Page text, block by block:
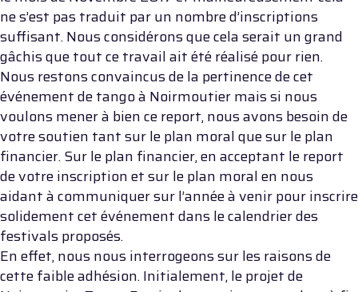
ne s’est pas traduit par un nombre d’inscriptions
suffisant. Nous considérons que cela serait un grand
gâchis que tout ce travail ait été réalisé pour rien.
Nous restons convaincus de la pertinence de cet
événement de tango à Noirmoutier mais si nous
voulons mener à bien ce report, nous avons besoin de
votre soutien tant sur le plan moral que sur le plan
financier. Sur le plan financier, en acceptant le report
de votre inscription et sur le plan moral en nous
aidant à communiquer sur l’année à venir pour inscrire
solidement cet événement dans le calendrier des
festivals proposés.
En effet, nous nous interrogeons sur les raisons de
cette faible adhésion. Initialement, le projet de